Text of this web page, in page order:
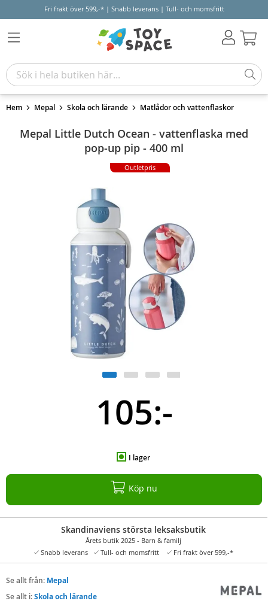
Fri frakt över 599,-* | Snabb leverans | Tull- och momsfritt
Hem Mepal Skola och lärande Matlådor och vattenflaskor
Mepal Little Dutch Ocean - vattenflaska med
pop-up pip - 400 ml
Outletpris
105:-
I lager
Köp nu
Skandinaviens största leksaksbutik
Årets butik 2025 - Barn & familj
Snabb leverans
Tull- och momsfritt Fri frakt över 599,-*
Se allt från: Mepal
Se allt i:Skola och lärande